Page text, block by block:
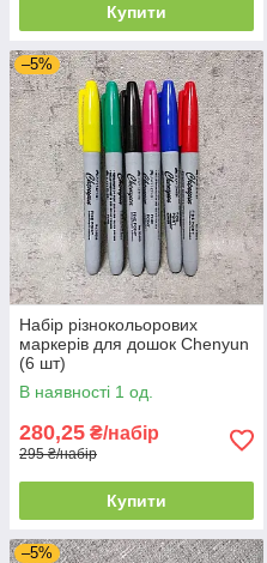
Купити
–5%
Набір різнокольорових
маркерів для дошок Chenyun
(6 шт)
В наявності 1 од.
280,25 ₴/набір
295 ₴/набір
Купити
–5%